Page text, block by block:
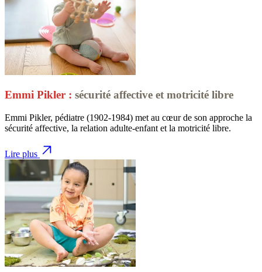
Emmi Pikler : sécurité affective et motricité libre
Emmi Pikler, pédiatre (1902-1984) met au cœur de son approche la
sécurité affective, la relation adulte-enfant et la motricité libre.
Lire plus